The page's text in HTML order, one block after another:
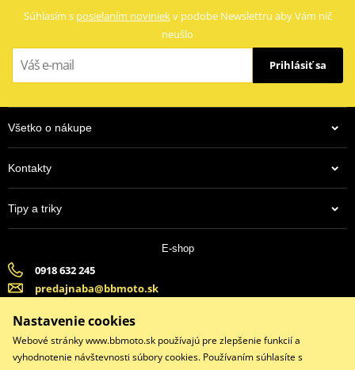
Súhlasím s posielaním noviniekv podobe Newslettru aby Vám nič
neušlo
Prihlásiť sa
Všetko o nákupe
Kontakty
Tipy a triky
E-shop
0918 632 245
predajnaba@bbmoto.sk
(Po-Pi 9:00-18:00, So-9:00-15:00)
Nastavenie cookies
Webové stránky www.bbmoto.sk používajú pre zlepšenie funkcií a
vyhodnotenie návštevnosti súbory cookies. Používaním súhlasíte s